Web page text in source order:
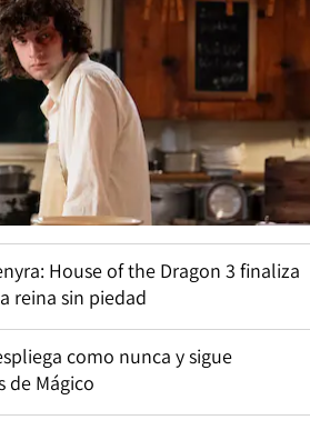
House of the Dragon 3 finaliza
reina sin piedad
como nunca y sigue
de Mágico